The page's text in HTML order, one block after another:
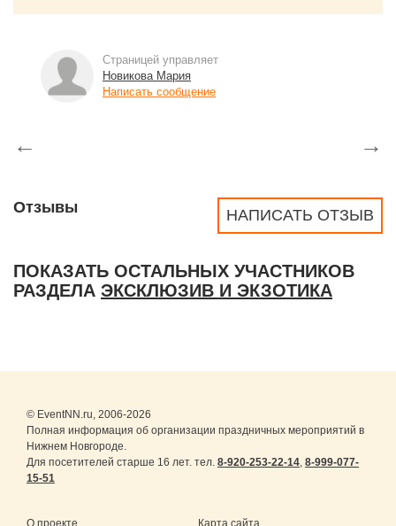
Страницей управляет
Новикова Мария
Написать сообщение
← →
НАПИСАТЬ ОТЗЫВ
Отзывы
ПОКАЗАТЬ ОСТАЛЬНЫХ УЧАСТНИКОВ
РАЗДЕЛА ЭКСКЛЮЗИВ И ЭКЗОТИКА
© EventNN.ru, 2006-2026
Полная информация об организации праздничных мероприятий в
Нижнем Новгороде.
Для посетителей старше 16 лет. тел. 8-920-253-22-14, 8-999-077-
15-51
О проекте Карта сайта